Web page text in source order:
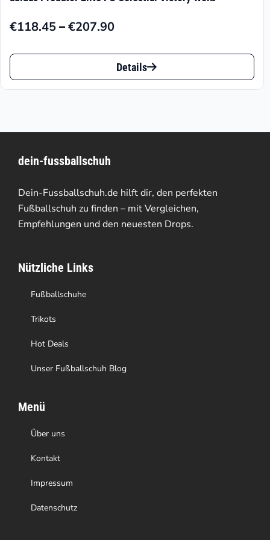
€118.45–€207.90
Preisspanne:
€118.45
€207.90
Dieses
Produkt
auf.
Die
Optionen
können
der
Produktseite
gewählt
werden
Details
dein-fussballschuh
Dein-Fussballschuh.de hilft dir, den perfekten
Fußballschuh zu finden – mit Vergleichen,
Empfehlungen und den neuesten Drops.
Nützliche Links
Fußballschuhe
Trikots
Hot Deals
Unser Fußballschuh Blog
Menü
Über uns
Kontakt
Impressum
Datenschutz